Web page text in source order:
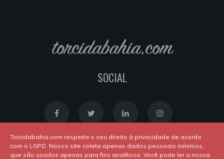
torcidabahia.com
SOCIAL
Torcidabahia.com respeita o seu direito à privacidade de acordo
com o LGPD. Nosso site coleta apenas dados pessoais mínimos,
que são usados apenas para fins analíticos. Você pode ler a nossa